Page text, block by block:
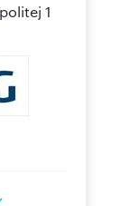
1